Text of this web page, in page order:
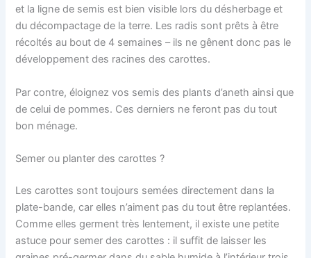
et la ligne de semis est bien visible lors du désherbage et
du décompactage de la terre. Les radis sont prêts à être
récoltés au bout de 4 semaines – ils ne gênent donc pas le
développement des racines des carottes.
Par contre, éloignez vos semis des plants d’aneth ainsi que
de celui de pommes. Ces derniers ne feront pas du tout
bon ménage.
Semer ou planter des carottes ?
Les carottes sont toujours semées directement dans la
plate-bande, car elles n’aiment pas du tout être replantées.
Comme elles germent très lentement, il existe une petite
astuce pour semer des carottes : il suffit de laisser les